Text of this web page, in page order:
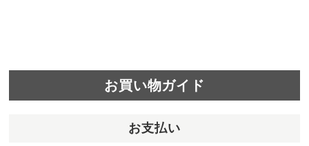
お買い物ガイド
お支払い